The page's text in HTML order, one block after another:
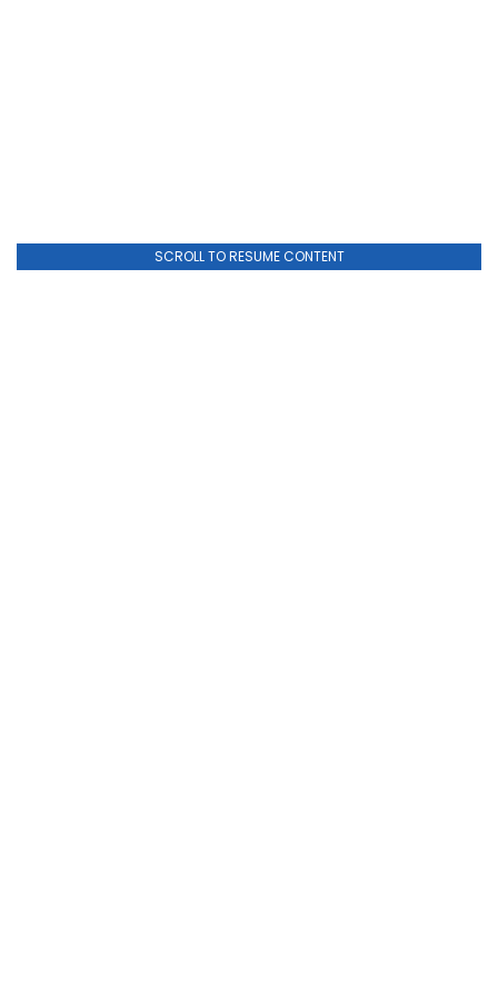
SCROLL TO RESUME CONTENT